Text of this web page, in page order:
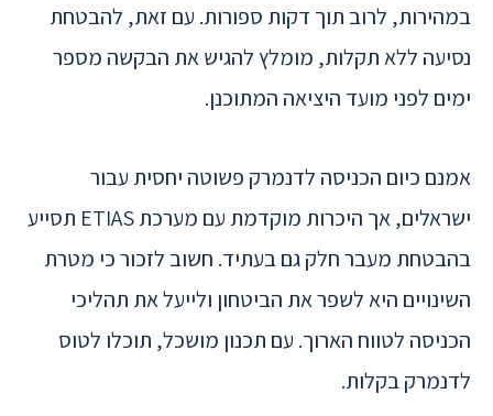
במהירות, לרוב תוך דקות ספורות. עם זאת, להבטחת
נסיעה ללא תקלות, מומלץ להגיש את הבקשה מספר
ימים לפני מועד היציאה המתוכנן.
אמנם כיום הכניסה לדנמרק פשוטה יחסית עבור
ישראלים, אך היכרות מוקדמת עם מערכת ETIAS תסייע
בהבטחת מעבר חלק גם בעתיד. חשוב לזכור כי מטרת
השינויים היא לשפר את הביטחון ולייעל את תהליכי
הכניסה לטווח הארוך. עם תכנון מושכל, תוכלו לטוס
לדנמרק בקלות.